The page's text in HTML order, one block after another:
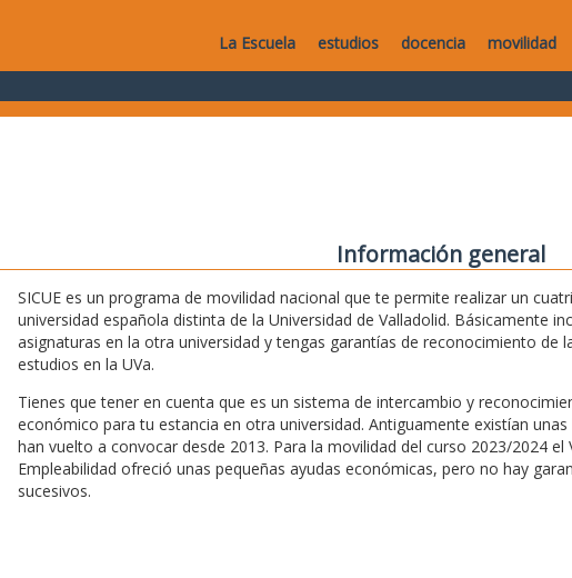
La Escuela estudios docencia movilidad
Información general
SICUE es un programa de movilidad nacional que te permite realizar un
universidad española distinta de la Universidad de Valladolid. Básicamente
asignaturas en la otra universidad y tengas garantías de reconocimiento de
estudios en la UVa.
Tienes que tener en cuenta que es un sistema de intercambio y
económico para tu estancia en otra universidad. Antiguamente existían
han vuelto a convocar desde 2013. Para la movilidad del curso 2023/2024
Empleabilidad ofreció unas pequeñas ayudas económicas, pero no hay
sucesivos.